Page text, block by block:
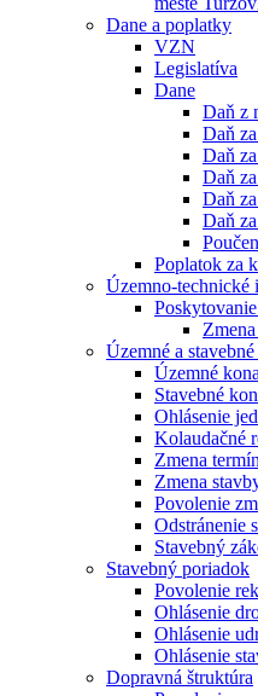
Dane a poplatky
VZN
Legislatíva
Dane
Daň z
Daň
Daň
Daň
Daň
Daň
Poplatok za
Územno-technické
Územné a
Územné
Stavebné
Ohlásenie
Kolaudačné
Zmena
Zmena
Povolenie
Odstránenie
Stavebný
Stavebný poriadok
Povolenie
Ohlásenie
Ohlásenie
Ohlásenie
Dopravná štruktúra